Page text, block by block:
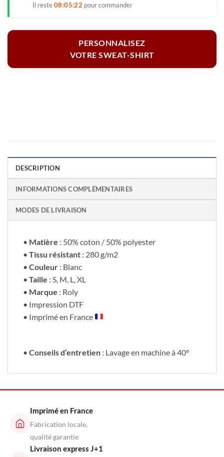
Il reste08:05:21 pour commander
PERSONNALISEZ
VOTRE SWEAT-SHIRT
DESCRIPTION
INFORMATIONS COMPLÉMENTAIRES
MODES DE LIVRAISON
• Matière : 50% coton / 50% polyester
• Tissu résistant : 280 g/m2
• Couleur : Blanc
• Taille : S, M, L, XL
• Marque : Roly
• Impression DTF
• Imprimé en France
• Conseils d’entretien : Lavage en machine à 40°
Imprimé en France
Fabrication locale,
qualité garantie
Livraison express J+1